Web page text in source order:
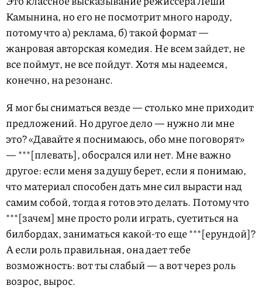
Камынина, но его не посмотрит много народу,
потому что а) реклама, б) такой формат —
жанровая авторская комедия. Не всем зайдет, не
все поймут, не все пойдут. Хотя мы надеемся,
конечно, на резонанс.
Я мог бы сниматься везде — столько мне приходит
предложений. Но другое дело — нужно ли мне
это? «Давайте я поснимаюсь, обо мне поговорят»
— ***[плевать], обосрался или нет. Мне важно
другое: если меня за душу берет, если я понимаю,
что материал способен дать мне сил вырасти над
самим собой, тогда я готов это делать. Потому что
***[зачем] мне просто роли играть, суетиться на
билбордах, заниматься какой-то еще ***[ерундой]?
А если роль правильная, она дает тебе
возможность: вот ты слабый — а вот через роль
возрос, вырос.